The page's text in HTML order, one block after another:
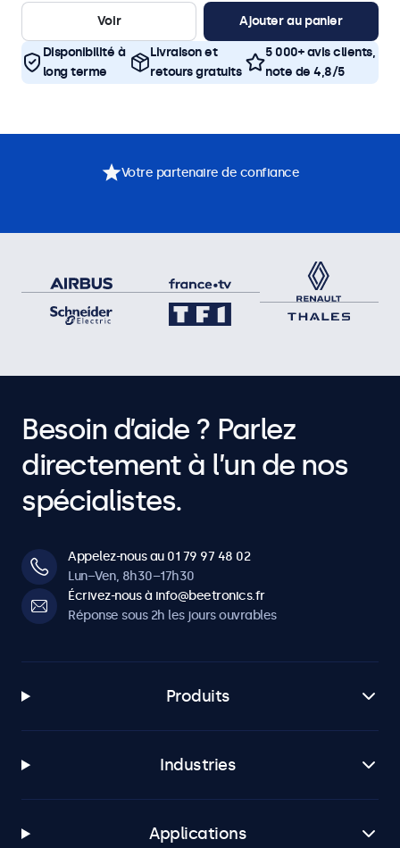
Voir
Ajouter au panier
Disponibilité à
long terme
Livraison et
retours gratuits
5 000+ avis clients,
note de 4,8/5
Votre partenaire de confiance
Besoin d’aide ? Parlez
directement à l’un de nos
spécialistes.
Appelez-nous au 01 79 97 48 02
Lun–Ven, 8h30–17h30
Écrivez-nous à info@beetronics.fr
Réponse sous 2h les jours ouvrables
Produits
Industries
Applications